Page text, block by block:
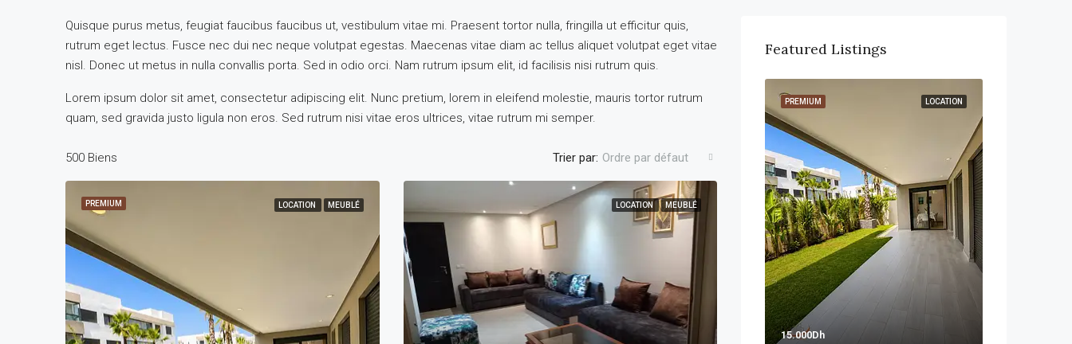
Quisque purus metus, feugiat faucibus faucibus ut, vestibulum vitae mi. Praesent tortor nulla, fringilla ut efficitur quis,
rutrum eget lectus. Fusce nec dui nec neque volutpat egestas. Maecenas vitae diam ac tellus aliquet volutpat eget vitae
nisl. Donec ut metus in nulla convallis porta. Sed in odio orci. Nam rutrum ipsum elit, id facilisis nisi rutrum quis.
Lorem ipsum dolor sit amet, consectetur adipiscing elit. Nunc pretium, lorem in eleifend molestie, mauris tortor rutrum
quam, sed gravida justo ligula non eros. Sed rutrum nisi vitae eros ultrices, vitae rutrum mi semper.
500 Biens Trier par: Ordre par défaut
PREMIUM LOCATION MEUBLÉ LOCATION MEUBLÉ
Featured Listings
LOCATION
PREMIUM
15.000Dh